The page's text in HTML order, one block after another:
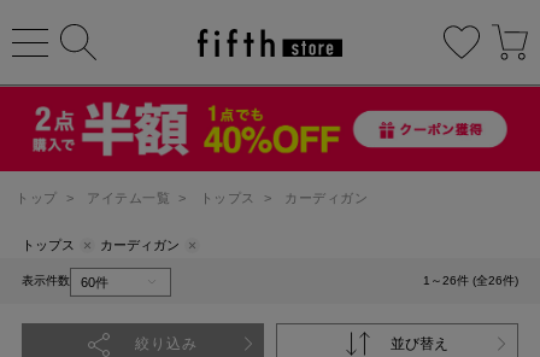
トップ > アイテム一覧 > トップス > カーディガン
トップス カーディガン
表示件数 1～26件 (全26件)
絞り込み 並び替え